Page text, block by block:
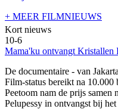
+ MEER FILMNIEUWS
Kort nieuws
10-6
Mama'ku ontvangt Kristallen
De documentaire - van
Film-status bereikt na 10.000
Peetoom nam de prijs samen
Pelupessy in ontvangst bij